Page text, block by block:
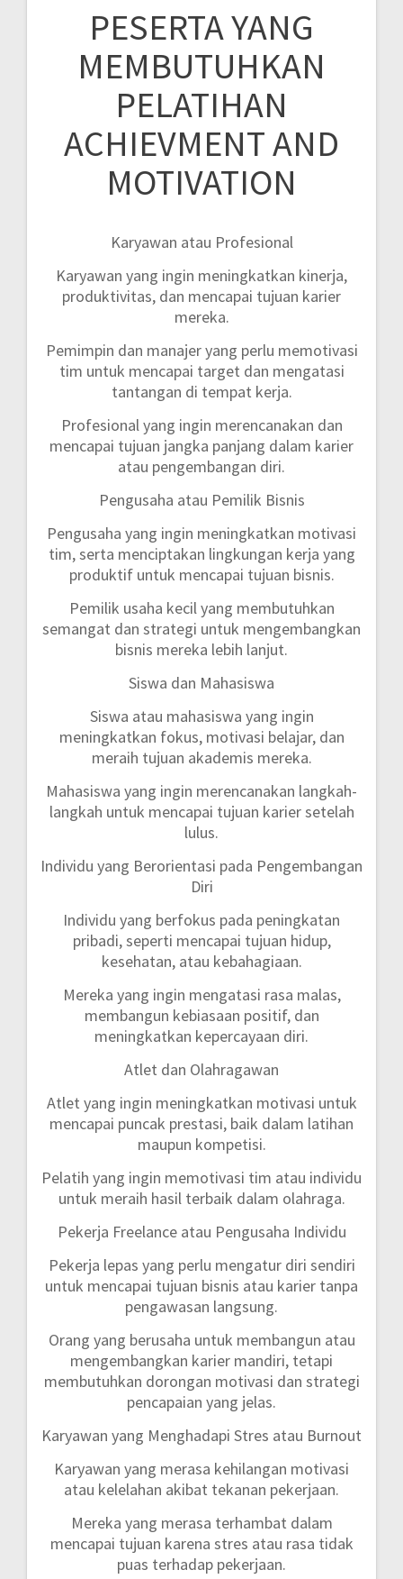
PESERTA YANG
MEMBUTUHKAN
PELATIHAN
ACHIEVMENT AND
MOTIVATION
Karyawan atau Profesional
Karyawan yang ingin meningkatkan kinerja,
produktivitas, dan mencapai tujuan karier
mereka.
Pemimpin dan manajer yang perlu memotivasi
tim untuk mencapai target dan mengatasi
tantangan di tempat kerja.
Profesional yang ingin merencanakan dan
mencapai tujuan jangka panjang dalam karier
atau pengembangan diri.
Pengusaha atau Pemilik Bisnis
Pengusaha yang ingin meningkatkan motivasi
tim, serta menciptakan lingkungan kerja yang
produktif untuk mencapai tujuan bisnis.
Pemilik usaha kecil yang membutuhkan
semangat dan strategi untuk mengembangkan
bisnis mereka lebih lanjut.
Siswa dan Mahasiswa
Siswa atau mahasiswa yang ingin
meningkatkan fokus, motivasi belajar, dan
meraih tujuan akademis mereka.
Mahasiswa yang ingin merencanakan langkah-
langkah untuk mencapai tujuan karier setelah
lulus.
Individu yang Berorientasi pada Pengembangan
Diri
Individu yang berfokus pada peningkatan
pribadi, seperti mencapai tujuan hidup,
kesehatan, atau kebahagiaan.
Mereka yang ingin mengatasi rasa malas,
membangun kebiasaan positif, dan
meningkatkan kepercayaan diri.
Atlet dan Olahragawan
Atlet yang ingin meningkatkan motivasi untuk
mencapai puncak prestasi, baik dalam latihan
maupun kompetisi.
Pelatih yang ingin memotivasi tim atau individu
untuk meraih hasil terbaik dalam olahraga.
Pekerja Freelance atau Pengusaha Individu
Pekerja lepas yang perlu mengatur diri sendiri
untuk mencapai tujuan bisnis atau karier tanpa
pengawasan langsung.
Orang yang berusaha untuk membangun atau
mengembangkan karier mandiri, tetapi
membutuhkan dorongan motivasi dan strategi
pencapaian yang jelas.
Karyawan yang Menghadapi Stres atau Burnout
Karyawan yang merasa kehilangan motivasi
atau kelelahan akibat tekanan pekerjaan.
Mereka yang merasa terhambat dalam
mencapai tujuan karena stres atau rasa tidak
puas terhadap pekerjaan.